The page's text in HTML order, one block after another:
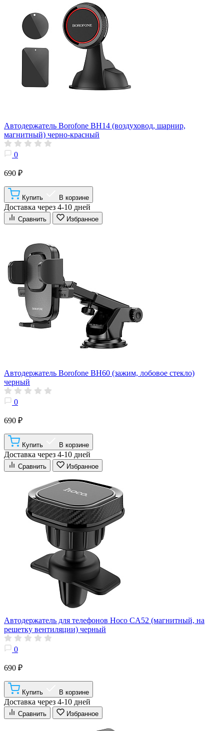
Автодержатель Borofone BH14 (воздуховод, шарнир,
магнитный) черно-красный
0
690 ₽
Купить В корзине
Доставка через 4-10 дней
Сравнить Избранное
Автодержатель Borofone BH60 (зажим, лобовое стекло)
черный
0
690 ₽
Купить В корзине
Доставка через 4-10 дней
Сравнить Избранное
Автодержатель для телефонов Hoco CA52 (магнитный, на
решетку вентиляции) черный
0
690 ₽
Купить В корзине
Доставка через 4-10 дней
Сравнить Избранное